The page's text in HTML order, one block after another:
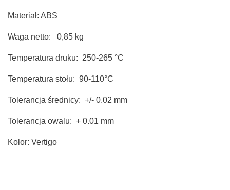
Materiał: ABS
Waga netto: 0,85 kg
Temperatura druku: 250-265 °C
Temperatura stołu: 90-110°C
Tolerancja średnicy: +/- 0.02 mm
Tolerancja owalu: + 0.01 mm
Kolor: Vertigo